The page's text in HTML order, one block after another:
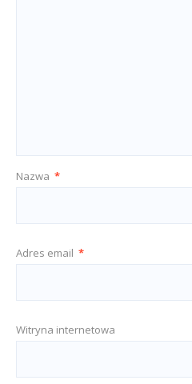
Nazwa *
Adres email *
Witryna internetowa